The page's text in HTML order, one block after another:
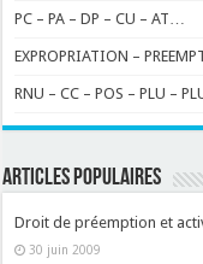
PC – PA – DP – CU – AT…
EXPROPRIATION –
RNU – CC – POS – PLU –
ARTICLES POPULAIRES
Droit de préemption et
30 juin 2009